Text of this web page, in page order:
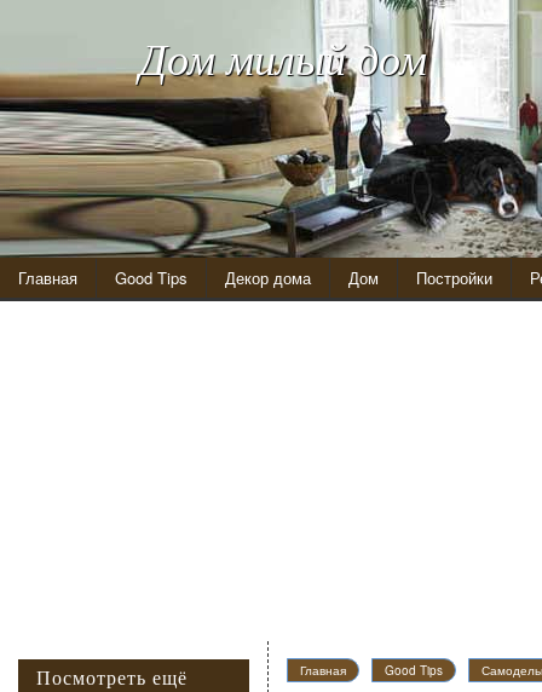
Дом милый дом
Главная Good Tips Декор дома Дом Постройки
Главная Good Tips
Посмотреть ещё